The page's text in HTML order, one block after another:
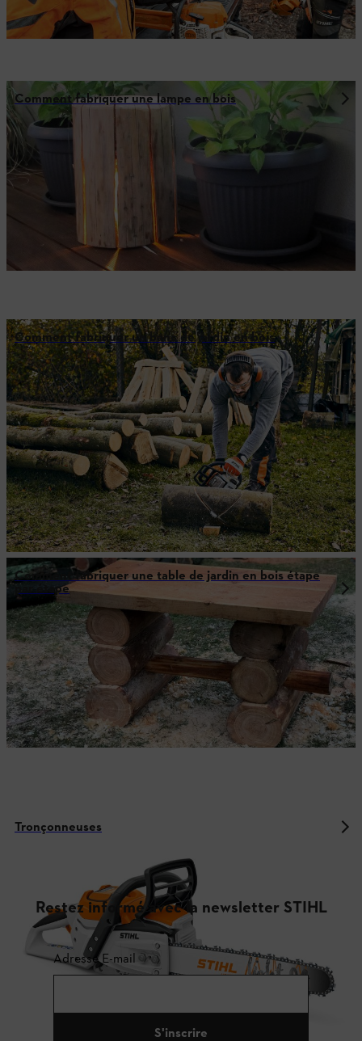
Comment fabriquer une lampe en bois
Comment fabriquer un banc de jardin en bois
Comment fabriquer une table de jardin en bois étape
par étape
Tronçonneuses
Restez informé avec la newsletter STIHL
Adresse E-mail
S'inscrire